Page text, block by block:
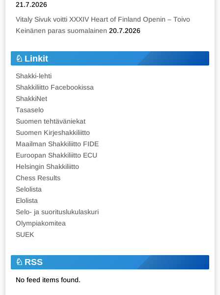
21.7.2026
Vitaly Sivuk voitti XXXIV Heart of Finland Openin – Toivo
Keinänen paras suomalainen 20.7.2026
Linkit
Shakki-lehti
Shakkiliitto Facebookissa
ShakkiNet
Tasaselo
Suomen tehtäväniekat
Suomen Kirjeshakkiliitto
Maailman Shakkiliitto FIDE
Euroopan Shakkiliitto ECU
Helsingin Shakkiliitto
Chess Results
Selolista
Elolista
Selo- ja suorituslukulaskuri
Olympiakomitea
SUEK
RSS
No feed items found.